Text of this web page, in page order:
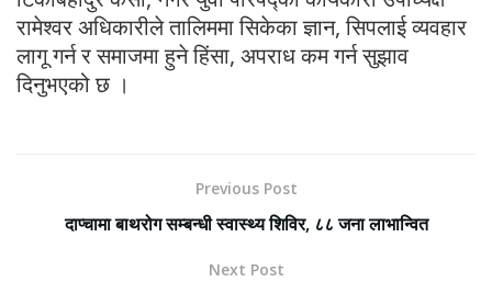
रामेश्वर अधिकारीले तालिममा सिकेका ज्ञान, सिपलाई व्यवहार
लागू गर्न र समाजमा हुने हिंसा, अपराध कम गर्न सुझाव
दिनुभएको छ ।
Previous Post
दाप्चामा बाथरोग सम्बन्धी स्वास्थ्य शिविर, ८८ जना लाभान्वित
Next Post